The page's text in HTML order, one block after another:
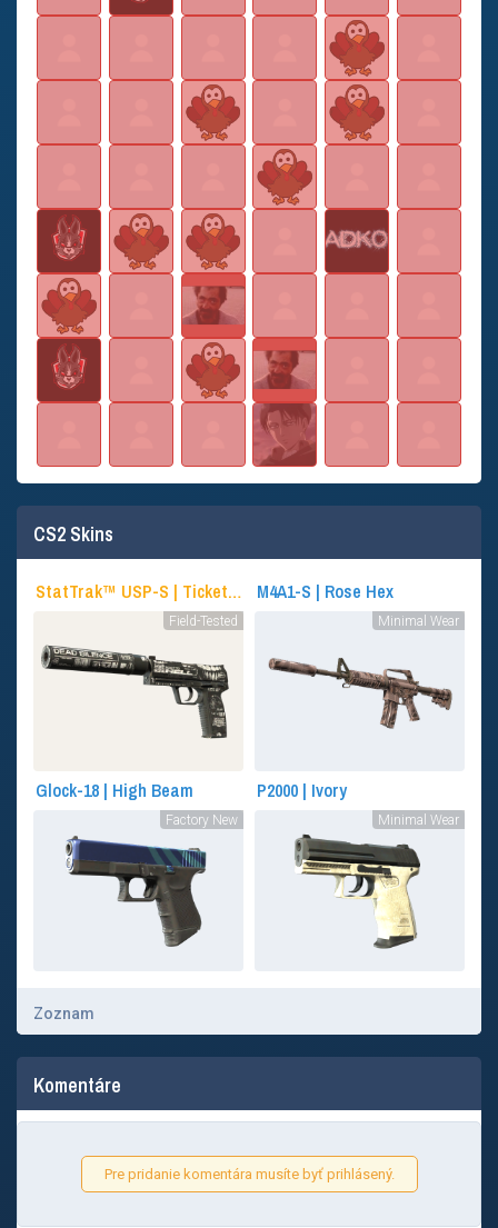
CS2 Skins
StatTrak™ USP-S | Ticket to Hell
Field-Tested
M4A1-S | Rose Hex
Minimal Wear
Glock-18 | High Beam
Factory New
P2000 | Ivory
Minimal Wear
Zoznam
Komentáre
Pre pridanie komentára musíte byť prihlásený.